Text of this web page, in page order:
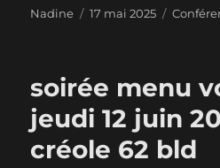
Auteur
Nadine
Publié
17 mai 2025
soirée menu
jeudi 12 juin
créole 62 bld